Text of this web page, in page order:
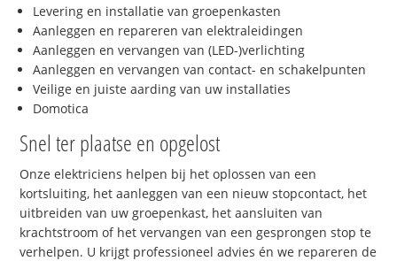
Levering en installatie van groepenkasten
Aanleggen en repareren van elektraleidingen
Aanleggen en vervangen van (LED-)verlichting
Aanleggen en vervangen van contact- en schakelpunten
Veilige en juiste aarding van uw installaties
Domotica
Snel ter plaatse en opgelost
Onze elektriciens helpen bij het oplossen van een
kortsluiting, het aanleggen van een nieuw stopcontact, het
uitbreiden van uw groepenkast, het aansluiten van
krachtstroom of het vervangen van een gesprongen stop te
verhelpen. U krijgt professioneel advies én we repareren de